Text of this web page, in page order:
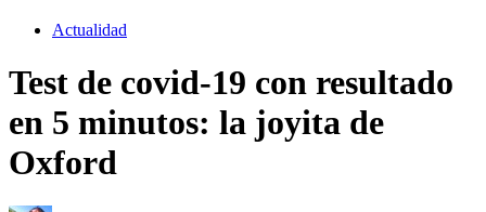
Actualidad
Test de covid-19 con resultado
en 5 minutos: la joyita de
Oxford